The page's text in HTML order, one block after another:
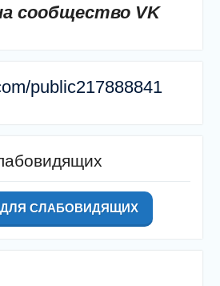
сообщество VK
public217888841
СЛАБОВИДЯЩИХ